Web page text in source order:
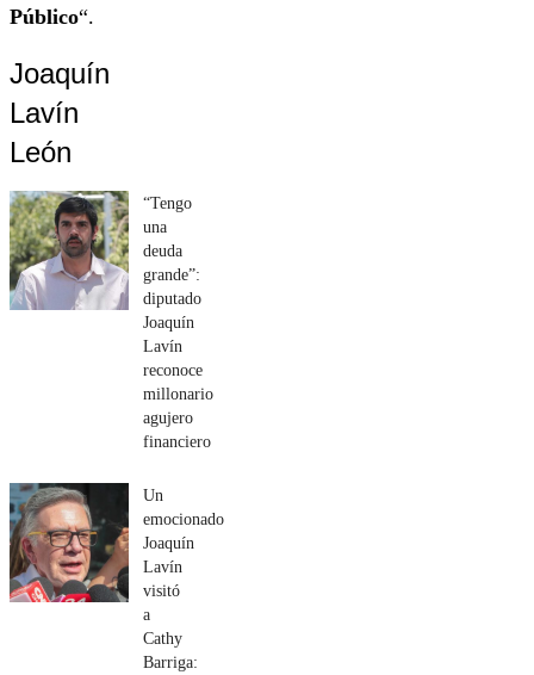
Público“.
Joaquín
Lavín
León
“Tengo
una
deuda
grande”:
diputado
Joaquín
Lavín
reconoce
millonario
agujero
financiero
Un
emocionado
Joaquín
Lavín
visitó
a
Cathy
Barriga: